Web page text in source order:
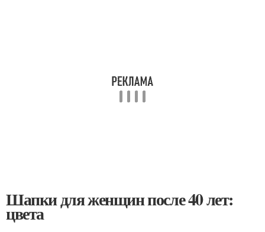
Шапки для женщин после 40 лет:
цвета